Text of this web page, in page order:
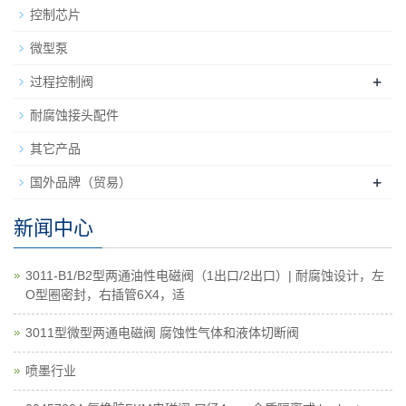
控制芯片
微型泵
过程控制阀 +
耐腐蚀接头配件
其它产品
国外品牌（贸易） +
新闻中心
3011-B1/B2型两通油性电磁阀（1出口/2出口）| 耐腐蚀设计，左
O型圈密封，右插管6X4，适
3011型微型两通电磁阀 腐蚀性气体和液体切断阀
喷墨行业